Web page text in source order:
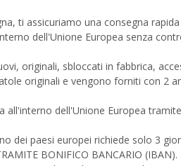
ti assicuriamo una consegna
dell'Unione Europea senza
originali, sbloccati in fabbrica,
originali e vengono forniti con 2
all'interno dell'Unione Europea tramite
dei paesi europei richiede solo 3
BONIFICO BANCARIO (IBAN).